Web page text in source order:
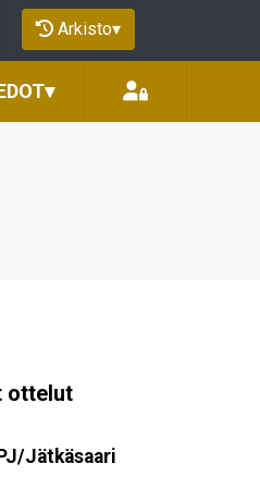
Arkisto▾
▾
ottelut
Jätkäsaari